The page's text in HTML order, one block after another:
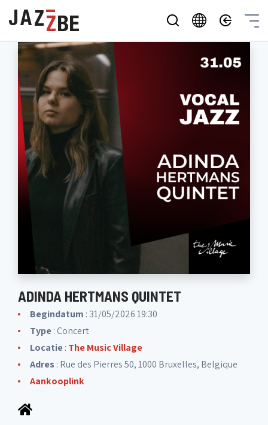
ADINDA HERTMANS QUINTET
Begindatum : 31/05/2026 19:30
Type: Concert
Locatie: The Music Village
Adres: Rue des Pierres 50, 1000 Bruxelles, Belgique
Aankooplink